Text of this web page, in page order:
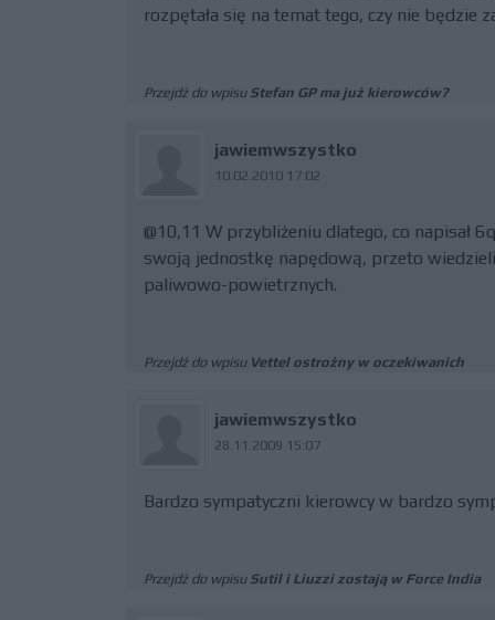
rozpętała się na temat tego, czy nie będzie
Przejdź do wpisu Stefan GP ma już kierowców?
jawiemwszystko
10.02.2010 17:02
@10,11 W przybliżeniu dlatego, co napisał
swoją jednostkę napędową, przeto
paliwowo-powietrznych.
Przejdź do wpisu Vettel ostrożny w oczekiwanich
jawiemwszystko
28.11.2009 15:07
Bardzo sympatyczni kierowcy w bardzo
Przejdź do wpisu Sutil i Liuzzi zostają w Force India